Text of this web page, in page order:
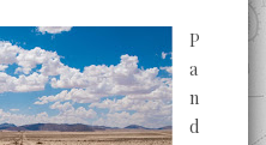
P
a
n
d